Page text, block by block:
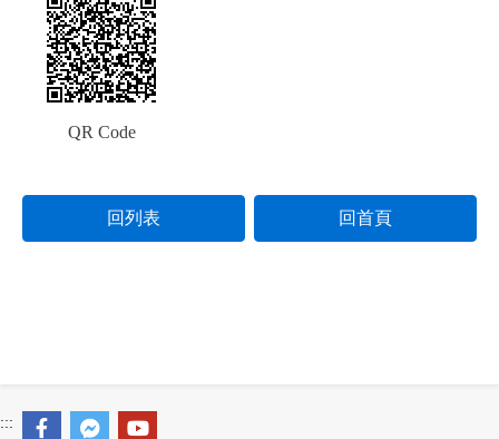
QR Code
回列表 回首頁
:::